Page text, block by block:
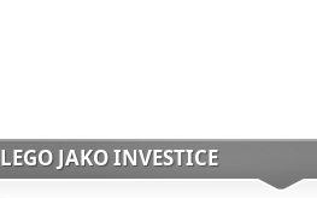
LEGO JAKO INVESTICE